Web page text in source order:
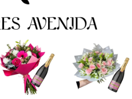
tu opinión